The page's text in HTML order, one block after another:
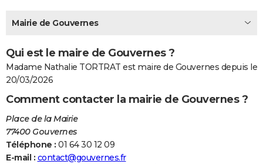
S'inscrire
Se connecter
Lycées
Collèges
Primaires
Universités
Entreprises
Service militaire
Avis de recherche
AVIS DE DÉCÈS
FORUM
Bricolage
Lifestyle
Culture
Sport
Auto
Television
Voyage
Cinema
Mairie de Gouvernes
Qui est le maire de Gouvernes ?
Madame Nathalie TORTRAT est maire de Gouvernes depuis le
20/03/2026
Comment contacter la mairie de Gouvernes ?
Place de la Mairie
77400 Gouvernes
Téléphone : 01 64 30 12 09
E-mail : contact@gouvernes.fr